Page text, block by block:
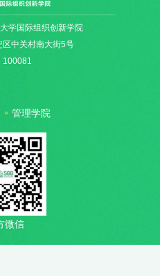
学国际组织创新学院
中关村南大街5号
100081
管理学院
微信